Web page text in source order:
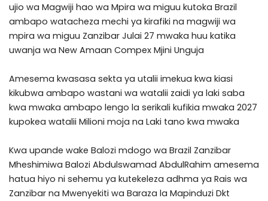
ujio wa Magwiji hao wa Mpira wa miguu kutoka Brazil
ambapo watacheza mechi ya kirafiki na magwiji wa
mpira wa miguu Zanzibar Julai 27 mwaka huu katika
uwanja wa New Amaan Compex Mjini Unguja
Amesema kwasasa sekta ya utalii imekua kwa kiasi
kikubwa ambapo wastani wa watalii zaidi ya laki saba
kwa mwaka ambapo lengo la serikali kufikia mwaka 2027
kupokea watalii Milioni moja na Laki tano kwa mwaka
Kwa upande wake Balozi mdogo wa Brazil Zanzibar
Mheshimiwa Balozi Abdulswamad AbdulRahim amesema
hatua hiyo ni sehemu ya kutekeleza adhma ya Rais wa
Zanzibar na Mwenyekiti wa Baraza la Mapinduzi Dkt